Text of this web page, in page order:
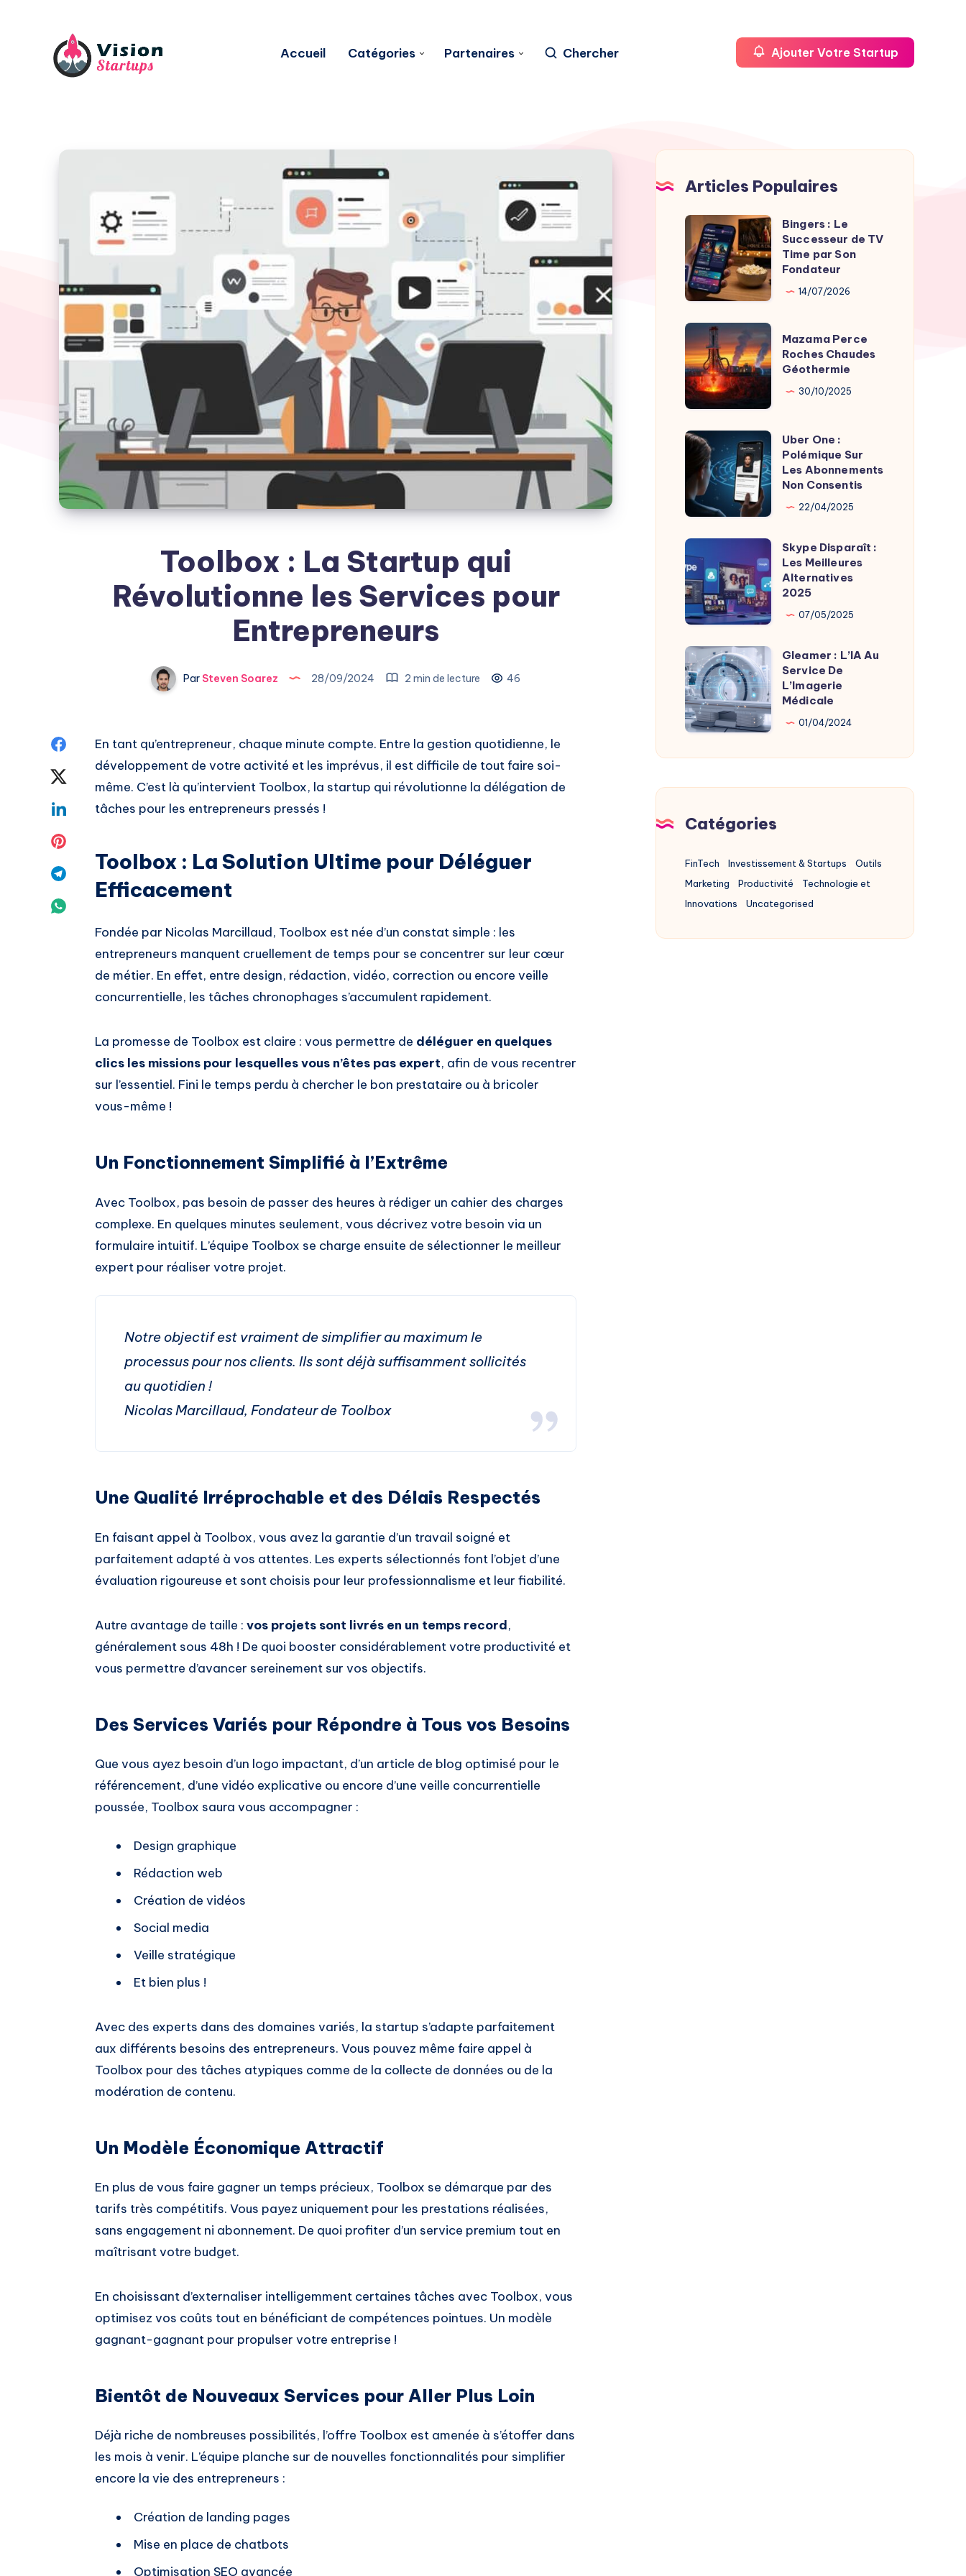
Accueil Catégories Partenaires Chercher Ajouter Votre Startup
Toolbox : La Startup qui
Révolutionne les Services pour
Entrepreneurs
Par Steven Soarez 28/09/2024 2 min de lecture 46
Share
Facebook
Share
Linkedin
Pinterest
Share
Telegram
Whatsapp
En tant qu’entrepreneur, chaque minute compte. Entre la gestion quotidienne, le
développement de votre activité et les imprévus, il est difficile de tout faire soi-
même. C’est là qu’intervient Toolbox, la startup qui révolutionne la délégation de
tâches pour les entrepreneurs pressés !
Toolbox : La Solution Ultime pour Déléguer
Efficacement
Fondée par Nicolas Marcillaud, Toolbox est née d’un constat simple : les
entrepreneurs manquent cruellement de temps pour se concentrer sur leur cœur
de métier. En effet, entre design, rédaction, vidéo, correction ou encore veille
concurrentielle, les tâches chronophages s’accumulent rapidement.
La promesse de Toolbox est claire : vous permettre de déléguer en quelques
clics les missions pour lesquelles vous n’êtes pas expert, afin de vous recentrer
sur l’essentiel. Fini le temps perdu à chercher le bon prestataire ou à bricoler
vous-même !
Un Fonctionnement Simplifié à l’Extrême
Avec Toolbox, pas besoin de passer des heures à rédiger un cahier des charges
complexe. En quelques minutes seulement, vous décrivez votre besoin via un
formulaire intuitif. L’équipe Toolbox se charge ensuite de sélectionner le meilleur
expert pour réaliser votre projet.
Notre objectif est vraiment de simplifier au maximum le
processus pour nos clients. Ils sont déjà suffisamment sollicités
au quotidien !
Nicolas Marcillaud, Fondateur de Toolbox
Une Qualité Irréprochable et des Délais Respectés
En faisant appel à Toolbox, vous avez la garantie d’un travail soigné et
parfaitement adapté à vos attentes. Les experts sélectionnés font l’objet d’une
évaluation rigoureuse et sont choisis pour leur professionnalisme et leur fiabilité.
Autre avantage de taille : vos projets sont livrés en un temps record,
généralement sous 48h ! De quoi booster considérablement votre productivité et
vous permettre d’avancer sereinement sur vos objectifs.
Des Services Variés pour Répondre à Tous vos Besoins
Que vous ayez besoin d’un logo impactant, d’un article de blog optimisé pour le
référencement, d’une vidéo explicative ou encore d’une veille concurrentielle
poussée, Toolbox saura vous accompagner :
Design graphique
Rédaction web
Création de vidéos
Social media
Veille stratégique
Et bien plus !
Avec des experts dans des domaines variés, la startup s’adapte parfaitement
aux différents besoins des entrepreneurs. Vous pouvez même faire appel à
Toolbox pour des tâches atypiques comme de la collecte de données ou de la
modération de contenu.
Un Modèle Économique Attractif
En plus de vous faire gagner un temps précieux, Toolbox se démarque par des
tarifs très compétitifs. Vous payez uniquement pour les prestations réalisées,
sans engagement ni abonnement. De quoi profiter d’un service premium tout en
maîtrisant votre budget.
En choisissant d’externaliser intelligemment certaines tâches avec Toolbox, vous
optimisez vos coûts tout en bénéficiant de compétences pointues. Un modèle
gagnant-gagnant pour propulser votre entreprise !
Bientôt de Nouveaux Services pour Aller Plus Loin
Déjà riche de nombreuses possibilités, l’offre Toolbox est amenée à s’étoffer dans
les mois à venir. L’équipe planche sur de nouvelles fonctionnalités pour simplifier
encore la vie des entrepreneurs :
Création de landing pages
Mise en place de chatbots
Optimisation SEO avancée
Articles Populaires
Bingers
Le
Successeur
de
TV
Time
par
Son
Fondateur
Bingers : Le
Successeur de TV
Time par Son
Fondateur
14/07/2026
Mazama
Perce
Roches
Chaudes
Géothermie
Mazama Perce
Roches Chaudes
Géothermie
30/10/2025
Uber
One
Polémique
Sur
Les
Abonnements
Non
Consentis
Uber One :
Polémique Sur
Les Abonnements
Non Consentis
22/04/2025
Skype
Disparaît
:
Les
Meilleures
Alternatives
2025
Skype Disparaît :
Les Meilleures
Alternatives
2025
07/05/2025
Gleamer
:
L’IA
Au
Service
De
Gleamer : L’IA Au
Service De
L’Imagerie
Médicale
01/04/2024
Catégories
FinTech Investissement & Startups
Outils
Marketing
Productivité
Technologie et
Innovations
Uncategorised